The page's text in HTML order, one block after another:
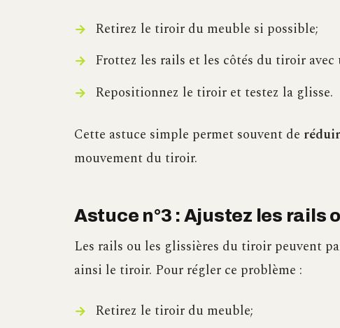
Retirez le tiroir du meuble si possible;
Frottez les rails et les côtés du tiroir avec
Repositionnez le tiroir et testez la glisse.
Cette astuce simple permet souvent de
mouvement du tiroir.
Astuce n°3 : Ajustez les rails
Les rails ou les glissières du tiroir peuvent
ainsi le tiroir. Pour régler ce problème :
Retirez le tiroir du meuble;